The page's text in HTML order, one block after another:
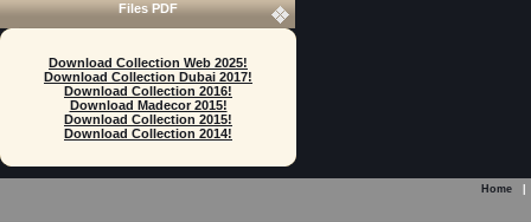
Files PDF
Download Collection Web 2025!
Download Collection Dubai 2017!
Download Collection 2016!
Download Madecor 2015!
Download Collection 2015!
Download Collection 2014!
Home